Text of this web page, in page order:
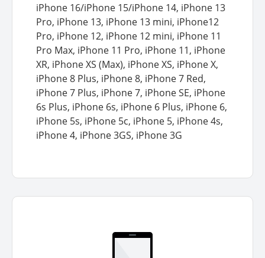
iPhone 16/iPhone 15/iPhone 14, iPhone 13
Pro, iPhone 13, iPhone 13 mini, iPhone12
Pro, iPhone 12, iPhone 12 mini, iPhone 11
Pro Max, iPhone 11 Pro, iPhone 11, iPhone
XR, iPhone XS (Max), iPhone XS, iPhone X,
iPhone 8 Plus, iPhone 8, iPhone 7 Red,
iPhone 7 Plus, iPhone 7, iPhone SE, iPhone
6s Plus, iPhone 6s, iPhone 6 Plus, iPhone 6,
iPhone 5s, iPhone 5c, iPhone 5, iPhone 4s,
iPhone 4, iPhone 3GS, iPhone 3G